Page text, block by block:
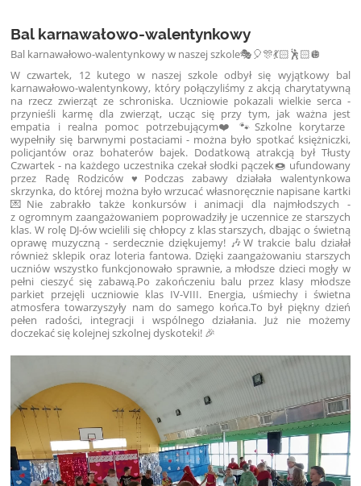
Bal karnawałowo-walentynkowy
Bal karnawałowo-walentynkowy w naszej szkole🎭🎈🎊💃🏻🕺🏻🪩
W czwartek, 12 kutego w naszej szkole odbył się wyjątkowy bal
karnawałowo-walentynkowy, który połączyliśmy z akcją charytatywną
na rzecz zwierząt ze schroniska. Uczniowie pokazali wielkie serca -
przynieśli karmę dla zwierząt, ucząc się przy tym, jak ważna jest
empatia i realna pomoc potrzebującym❤️🐾Szkolne korytarze
wypełniły się barwnymi postaciami - można było spotkać księżniczki,
policjantów oraz bohaterów bajek. Dodatkową atrakcją był Tłusty
Czwartek - na każdego uczestnika czekał słodki pączek🍩 ufundowany
przez Radę Rodziców ♥️Podczas zabawy działała walentynkowa
skrzynka, do której można było wrzucać własnoręcznie napisane kartki
💌Nie zabrakło także konkursów i animacji dla najmłodszych -
z ogromnym zaangażowaniem poprowadziły je uczennice ze starszych
klas. W rolę DJ-ów wcielili się chłopcy z klas starszych, dbając o świetną
oprawę muzyczną - serdecznie dziękujemy! 🎶W trakcie balu działał
również sklepik oraz loteria fantowa. Dzięki zaangażowaniu starszych
uczniów wszystko funkcjonowało sprawnie, a młodsze dzieci mogły w
pełni cieszyć się zabawą.Po zakończeniu balu przez klasy młodsze
parkiet przejęli uczniowie klas IV-VIII. Energia, uśmiechy i świetna
atmosfera towarzyszyły nam do samego końca.To był piękny dzień
pełen radości, integracji i wspólnego działania. Już nie możemy
doczekać się kolejnej szkolnej dyskoteki! 🎉